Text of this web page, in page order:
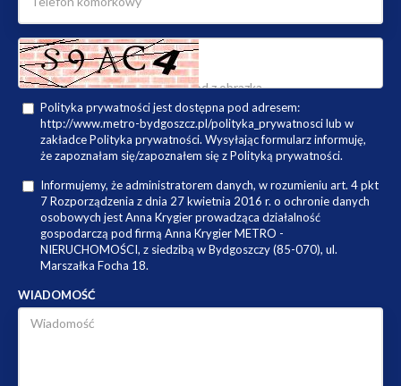
Polityka prywatności jest dostępna pod adresem:
http://www.metro-bydgoszcz.pl/polityka_prywatnosci lub w
zakładce Polityka prywatności. Wysyłając formularz informuję,
że zapoznałam się/zapoznałem się z Polityką prywatności.
Informujemy, że administratorem danych, w rozumieniu art. 4 pkt
7 Rozporządzenia z dnia 27 kwietnia 2016 r. o ochronie danych
osobowych jest Anna Krygier prowadząca działalność
gospodarczą pod firmą Anna Krygier METRO -
NIERUCHOMOŚCI, z siedzibą w Bydgoszczy (85-070), ul.
Marszałka Focha 18.
WIADOMOŚĆ